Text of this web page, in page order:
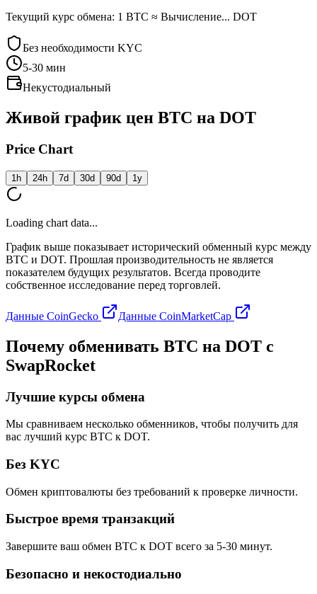
Текущий курс обмена: 1 BTC ≈ Вычисление... DOT
Без необходимости KYC
5-30 мин
Некустодиальный
Живой график цен BTC на DOT
Price Chart
1h 24h 7d 30d 90d 1y
Loading chart data...
График выше показывает исторический обменный курс между
BTC и DOT. Прошлая производительность не является
показателем будущих результатов. Всегда проводите
собственное исследование перед торговлей.
Данные CoinGecko Данные CoinMarketCap
Почему обменивать BTC на DOT с
SwapRocket
Лучшие курсы обмена
Мы сравниваем несколько обменников, чтобы получить для
вас лучший курс BTC к DOT.
Без KYC
Обмен криптовалюты без требований к проверке личности.
Быстрое время транзакций
Завершите ваш обмен BTC к DOT всего за 5-30 минут.
Безопасно и некостодиально